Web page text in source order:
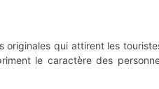
originales qui attirent les
le caractère des